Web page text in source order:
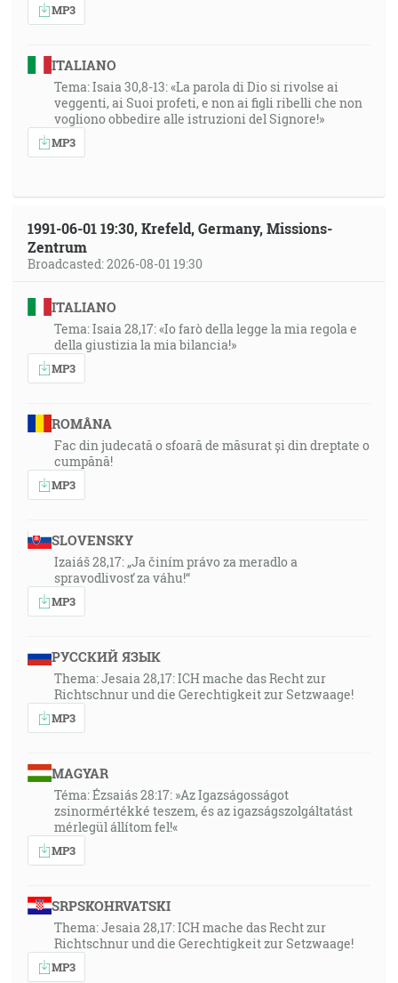
MP3
ITALIANO
Tema: Isaia 30,8-13: «La parola di Dio si rivolse ai
veggenti, ai Suoi profeti, e non ai figli ribelli che non
vogliono obbedire alle istruzioni del Signore!»
MP3
1991-06-01 19:30, Krefeld, Germany, Missions-
Zentrum
Broadcasted: 2026-08-01 19:30
ITALIANO
Tema: Isaia 28,17: «Io farò della legge la mia regola e
della giustizia la mia bilancia!»
MP3
ROMÂNA
Fac din judecată o sfoară de măsurat și din dreptate o
cumpănă!
MP3
SLOVENSKY
Izaiáš 28,17: „Ja činím právo za meradlo a
spravodlivosť za váhu!“
MP3
РУССКИЙ ЯЗЫК
Thema: Jesaia 28,17: ICH mache das Recht zur
Richtschnur und die Gerechtigkeit zur Setzwaage!
MP3
MAGYAR
Téma: Ézsaiás 28:17: »Az Igazságosságot
zsinormértékké teszem, és az igazságszolgáltatást
mérlegül állítom fel!«
MP3
SRPSKOHRVATSKI
Thema: Jesaia 28,17: ICH mache das Recht zur
Richtschnur und die Gerechtigkeit zur Setzwaage!
MP3